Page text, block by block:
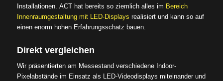
Installationen. ACT hat bereits so ziemlich alles im Bereich
Innenraumgestaltung mit LED-Displays realisiert und kann so auf
einen enorm hohen Erfahrungsschatz bauen.
Direkt vergleichen
Wir präsentierten am Messestand verschiedene Indoor-
Pixelabstände im Einsatz als LED-Videodisplays miteinander und